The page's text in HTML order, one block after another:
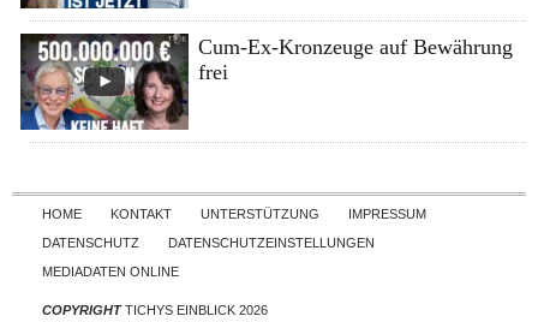
Cum-Ex-Kronzeuge auf Bewährung
frei
Skip to content
HOME KONTAKT UNTERSTÜTZUNG
IMPRESSUM
DATENSCHUTZ
DATENSCHUTZEINSTELLUNGEN
MEDIADATEN ONLINE
COPYRIGHTTICHYS EINBLICK 2026